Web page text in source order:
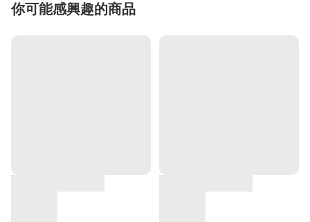
你可能感興趣的商品